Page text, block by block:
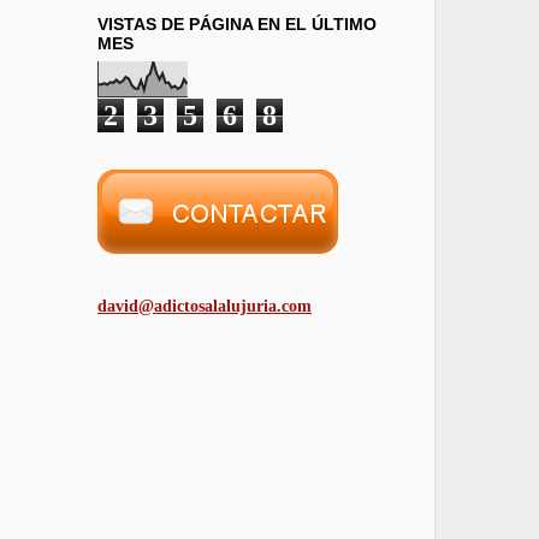
VISTAS DE PÁGINA EN EL ÚLTIMO
MES
2 3 5 6 8
david@adictosalalujuria.com